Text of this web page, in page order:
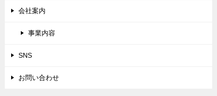
会社案内
事業内容
SNS
お問い合わせ